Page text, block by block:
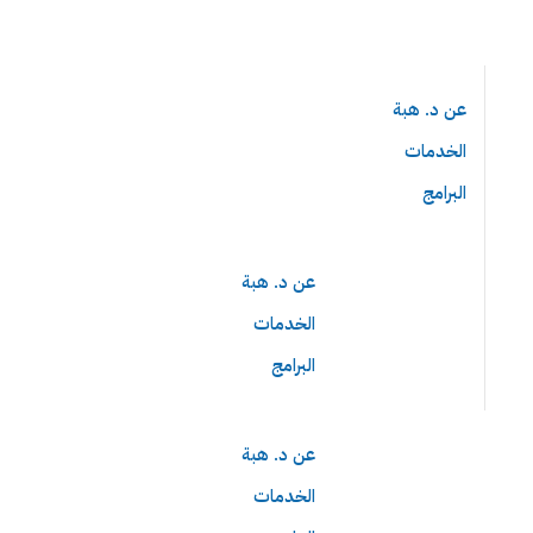
عن د. هبة
الخدمات
البرامج
عن د. هبة
الخدمات
البرامج
عن د. هبة
الخدمات